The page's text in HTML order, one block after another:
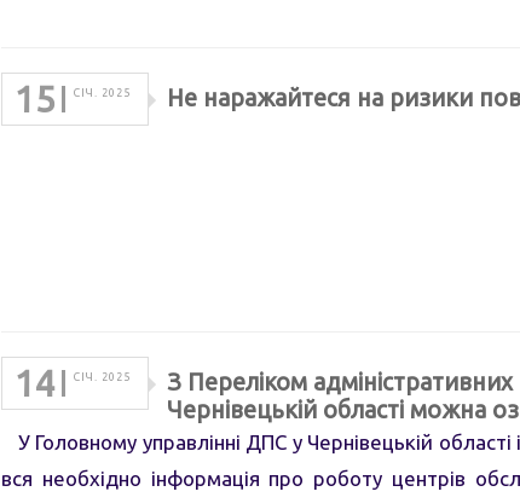
15 СІЧ. 2025 Не наражайтеся на ризики
14 СІЧ. 2025
З Переліком
Чернівецькій області можна
У Головному управлінні ДПС у Чернівецькій
вся необхідно інформація про роботу центрів